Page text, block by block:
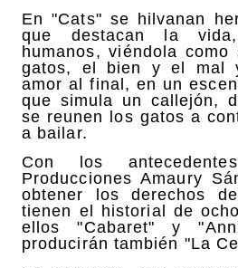
En "Cats" se hilvanan
que destacan la
humanos, viéndola
gatos, el bien y el mal
amor al final, en un
que simula un callejón,
se reunen los gatos a
a bailar.
Con los
Producciones Amaury
obtener los derechos
tienen el historial de
ellos "Cabaret" y
producirán también "La